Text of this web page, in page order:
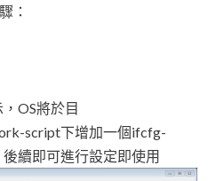
：
OS將於目
script下增加一個ifcfg-
續即可進行設定即使用